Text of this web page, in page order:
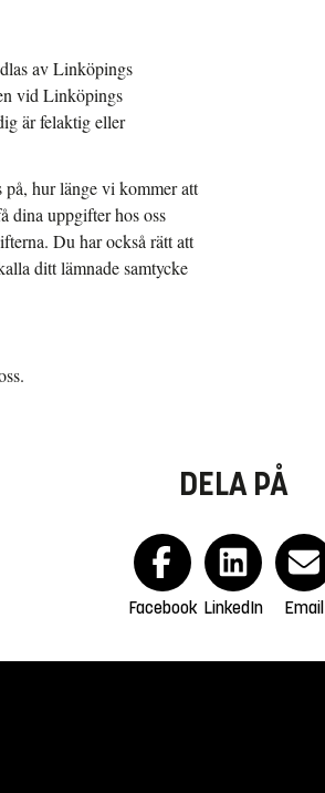
av Linköpings
vid Linköpings
är felaktig eller
hur länge vi kommer att
dina uppgifter hos oss
Du har också rätt att
ditt lämnade samtycke
DELA PÅ
Facebook LinkedIn Email